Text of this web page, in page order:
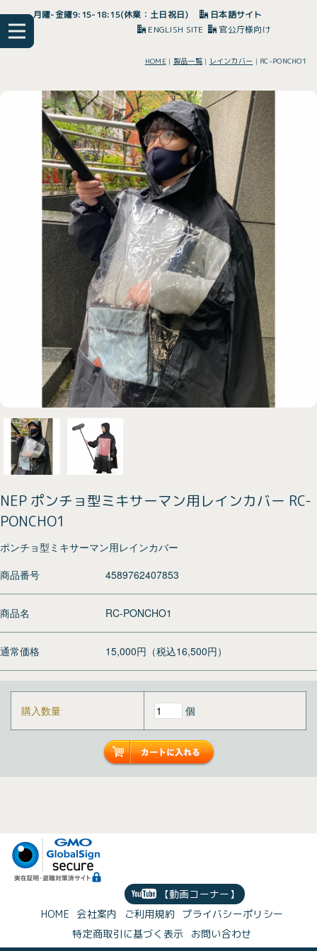
月曜-金曜9:15-18:15(休業：土日祝日)
日本語サイト
ENGLISH SITE
官公庁様向け
HOME| 製品一覧| レインカバー | RC-PONCHO1
NEP ポンチョ型ミキサーマン用レインカバー RC-
PONCHO1
ポンチョ型ミキサーマン用レインカバー
商品番号
4589762407853
商品名 RC-PONCHO1
通常価格 15,000円（税込16,500円）
購入数量 個
【動画コーナー】
HOME 会社案内 ご利用規約 プライバシーポリシー
特定商取引に基づく表示
お問い合わせ